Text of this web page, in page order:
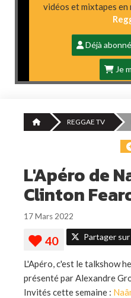
vidéos et mixtapes
Déjà
Je
REGGAE TV
L'Apéro de
Clinton
17 Mars 2022
Partager sur
L'Apéro, c'est le talkshow
présenté par Alexandre
Invités cette semaine :